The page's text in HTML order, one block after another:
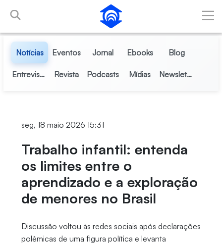
Pular para o Conteúdo principal
Notícias Eventos Jornal Ebooks Blog
Entrevistas Revista Podcasts Mídias Newsletter
seg, 18 maio 2026 15:31
Trabalho infantil: entenda
os limites entre o
aprendizado e a exploração
de menores no Brasil
Discussão voltou às redes sociais após declarações
polêmicas de uma figura política e levanta